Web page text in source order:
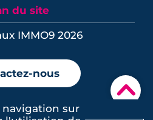
▾
du site
IMMO9 2026
nous
sur